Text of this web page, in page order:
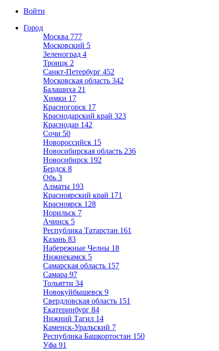
Войти
Город
Москва 777
Московский 5
Зеленоград 4
Троицк 2
Санкт-Петербург 452
Московская область 342
Балашиха 21
Химки 17
Красногорск 17
Краснодарский край 323
Краснодар 142
Сочи 50
Новороссийск 15
Новосибирская область 236
Новосибирск 192
Бердск 8
Обь 3
Алматы 193
Красноярский край 171
Красноярск 128
Норильск 7
Ачинск 5
Республика Татарстан 161
Казань 83
Набережные Челны 18
Нижнекамск 5
Самарская область 157
Самара 97
Тольятти 34
Новокуйбышевск 9
Свердловская область 151
Екатеринбург 84
Нижний Тагил 14
Каменск-Уральский 7
Республика Башкортостан 150
Уфа 91